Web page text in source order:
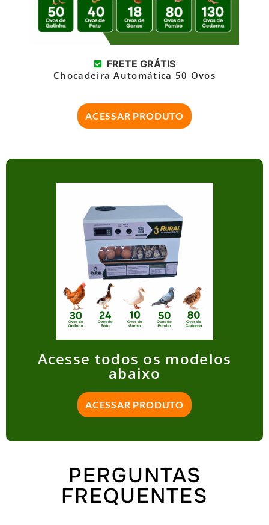
FRETE GRÁTIS
Chocadeira Automática 50 Ovos
ACESSAR PRODUTO
Acesse todos os modelos
abaixo
ACESSAR PRODUTO
PERGUNTAS
FREQUENTES